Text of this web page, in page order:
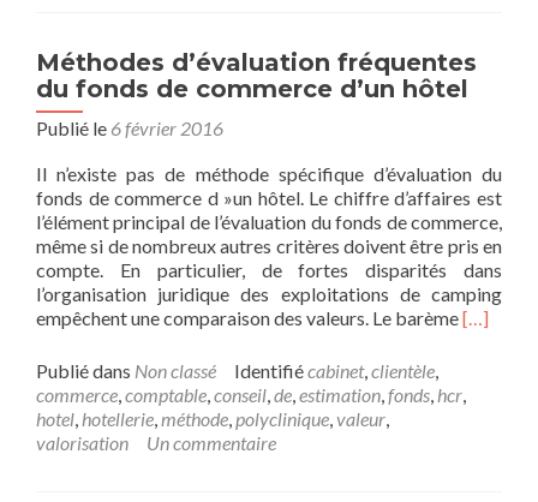
de
commerce
d’hôtel
Méthodes d’évaluation fréquentes
du fonds de commerce d’un hôtel
Publié le 6 février 2016
Il n’existe pas de méthode spécifique d’évaluation du
fonds de commerce d »un hôtel. Le chiffre d’affaires est
l’élément principal de l’évaluation du fonds de commerce,
même si de nombreux autres critères doivent être pris en
compte. En particulier, de fortes disparités dans
l’organisation juridique des exploitations de camping
empêchent une comparaison des valeurs. Le barèmeEn
[…]
Publié dans Non classé Identifiécabinet,clientèle,
commerce,comptable,conseil,de,estimation,fonds, hcr,
hotel, hotellerie,méthode,polyclinique,valeur,
valorisation
Un commentaire